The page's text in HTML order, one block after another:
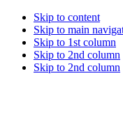
Skip to content
Skip to main
Skip to 1st column
Skip to 2nd column
Skip to 2nd column